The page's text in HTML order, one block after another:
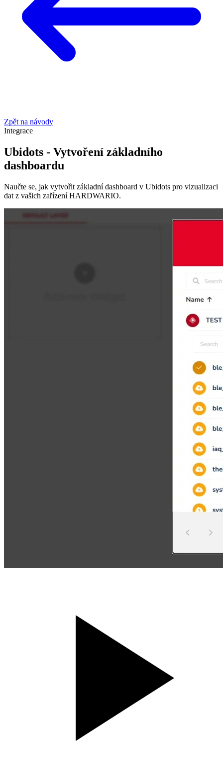
Zpět na návody
Integrace
Ubidots - Vytvoření základního
dashboardu
Naučte se, jak vytvořit základní dashboard v Ubidots pro vizualizaci
dat z vašich zařízení HARDWARIO.